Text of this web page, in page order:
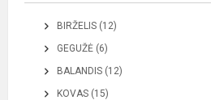
BIRŽELIS (12)
GEGUŽĖ (6)
BALANDIS (12)
KOVAS (15)